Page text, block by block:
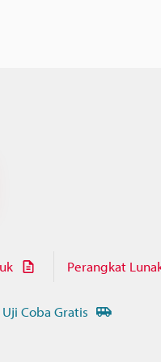
Perangkat
Coba Gratis